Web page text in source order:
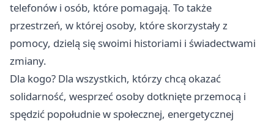
telefonów i osób, które pomagają. To także
przestrzeń, w której osoby, które skorzystały z
pomocy, dzielą się swoimi historiami i świadectwami
zmiany.
Dla kogo? Dla wszystkich, którzy chcą okazać
solidarność, wesprzeć osoby dotknięte przemocą i
spędzić popołudnie w społecznej, energetycznej